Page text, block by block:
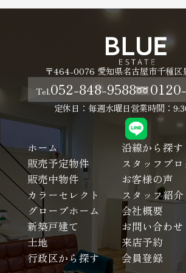
〒464-0076 愛知県名古屋市千種区
Tel.052-848-9588
定休日：毎週水曜日営業時間：
ホーム
沿線から探す
販売予定物件
スタッフブロ
販売中物件
お客様の声
カラーセレクト
スタッフ紹介
グローブホーム
会社概要
新築戸建て
お問い合わせ
土地
来店予約
行政区から探す
会員登録